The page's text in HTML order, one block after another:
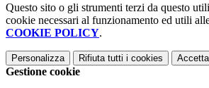
Questo sito o gli strumenti terzi da questo
cookie necessari al funzionamento ed utili
COOKIE POLICY.
Personalizza Rifiuta tutti i cookies
Gestione cookie